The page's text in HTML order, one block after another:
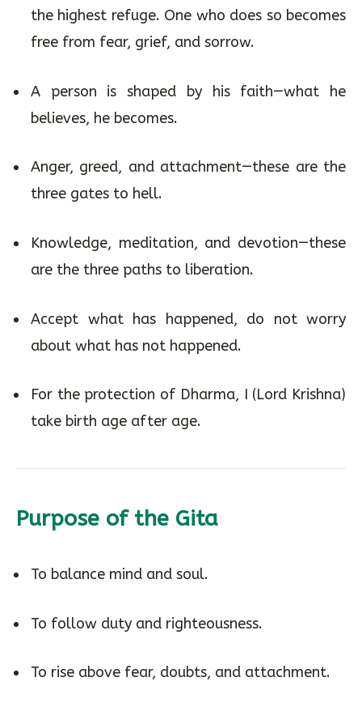
the highest refuge. One who does so becomes
free from fear, grief, and sorrow.
A person is shaped by his faith—what he
believes, he becomes.
Anger, greed, and attachment—these are the
three gates to hell.
Knowledge, meditation, and devotion—these
are the three paths to liberation.
Accept what has happened, do not worry
about what has not happened.
For the protection of Dharma, I (Lord Krishna)
take birth age after age.
Purpose of the Gita
To balance mind and soul.
To follow duty and righteousness.
To rise above fear, doubts, and attachment.